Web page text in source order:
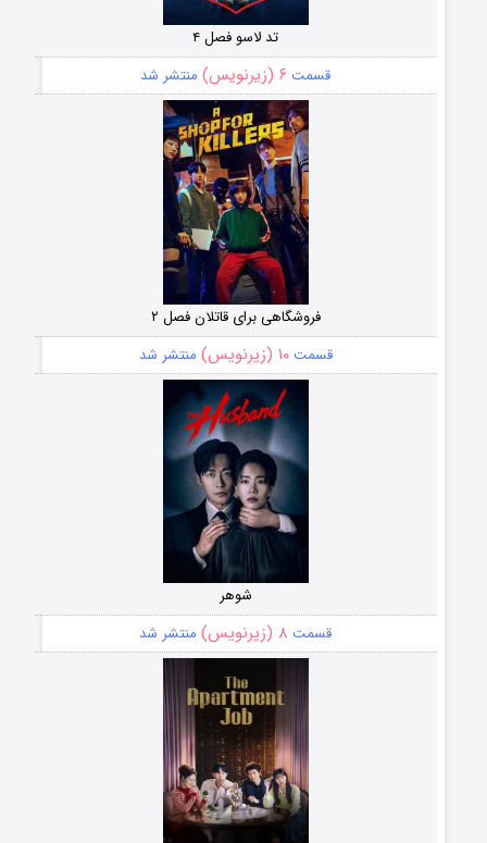
تد لاسو فصل ۴
قسمت ۶ (زیرنویس) منتشر شد
فروشگاهی برای قاتلان فصل ۲
قسمت۱۰ (زیرنویس) منتشر شد
شوهر
قسمت ۸ (زیرنویس) منتشر شد